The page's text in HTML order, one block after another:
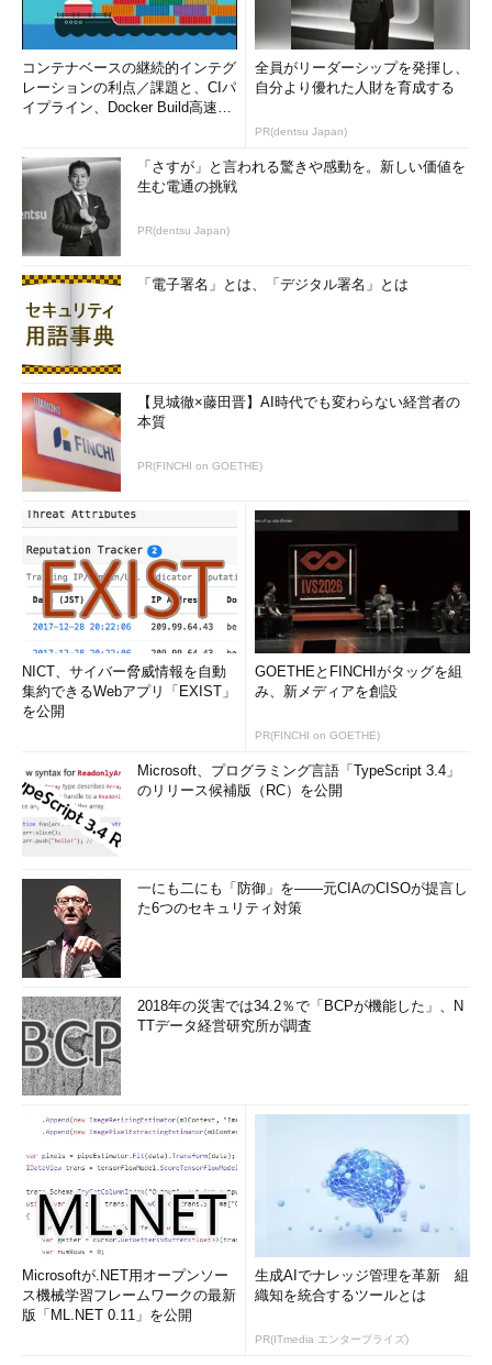
コンテナベースの継続的インテグ
レーションの利点／課題と、CIパ
イプライン、Docker Build高速化
全員がリーダーシップを発揮し、
自分より優れた人財を育成する
PR(dentsu Japan)
「さすが」と言われる驚きや感動を。新しい価値を
生む電通の挑戦
PR(dentsu Japan)
「電子署名」とは、「デジタル署名」とは
【見城徹×藤田晋】AI時代でも変わらない経営者の
本質
PR(FINCHI on GOETHE)
NICT、サイバー脅威情報を自動
集約できるWebアプリ「EXIST」
を公開
GOETHEとFINCHIがタッグを組
み、新メディアを創設
PR(FINCHI on GOETHE)
Microsoft、プログラミング言語「TypeScript 3.4」
のリリース候補版（RC）を公開
一にも二にも「防御」を――元CIAのCISOが提言し
た6つのセキュリティ対策
2018年の災害では34.2％で「BCPが機能した」、N
TTデータ経営研究所が調査
Microsoftが.NET用オープンソー
ス機械学習フレームワークの最新
版「ML.NET 0.11」を公開
生成AIでナレッジ管理を革新 組
織知を統合するツールとは
PR(ITmedia エンタープライズ)